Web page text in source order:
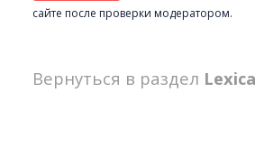
сайте после проверки модератором.
Вернуться в раздел